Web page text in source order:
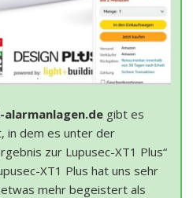
gibt es
in dem es unter der
zur Lupusec-XT1 Plus“
XT1 Plus hat uns sehr
etwas mehr begeistert als